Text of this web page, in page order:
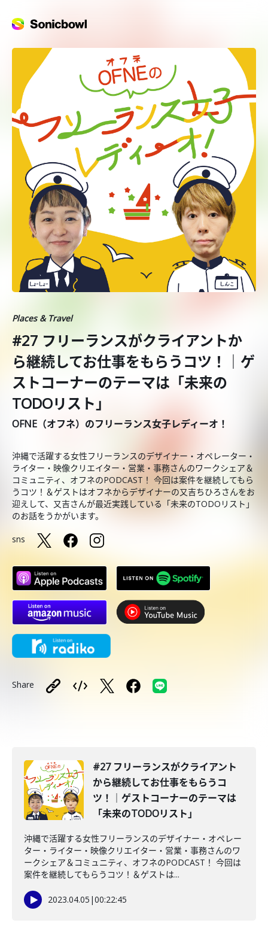
Places & Travel
#27 フリーランスがクライアントか
ら継続してお仕事をもらうコツ！｜ゲ
ストコーナーのテーマは「未来の
TODOリスト」
OFNE（オフネ）のフリーランス女子レディーオ！
沖縄で活躍する女性フリーランスのデザイナー・オペレーター・
ライター・映像クリエイター・営業・事務さんのワークシェア＆
コミュニティ、オフネのPODCAST！ 今回は案件を継続してもら
うコツ！＆ゲストはオフネからデザイナーの又吉ちひろさんをお
迎えして、又吉さんが最近実践している「未来のTODOリスト」
のお話をうかがいます。
sns
Share
#27 フリーランスがクライアント
から継続してお仕事をもらうコ
ツ！｜ゲストコーナーのテーマは
「未来のTODOリスト」
沖縄で活躍する女性フリーランスのデザイナー・オペレー
ター・ライター・映像クリエイター・営業・事務さんのワ
ークシェア＆コミュニティ、オフネのPODCAST！ 今回は
案件を継続してもらうコツ！＆ゲストは...
2023.04.05 |00:22:45